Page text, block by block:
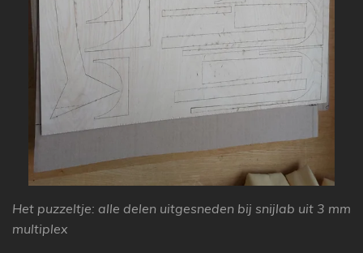
Het puzzeltje: alle delen uitgesneden bij snijlab uit 3 mm
multiplex